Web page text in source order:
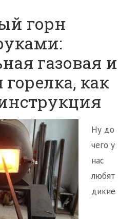
горн
газовая и
как
Ну до
чего у
нас
любят
дикие